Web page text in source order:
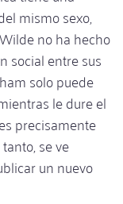
mismo sexo,
no ha hecho
social entre sus
solo puede
le dure el
precisamente
se ve
un nuevo